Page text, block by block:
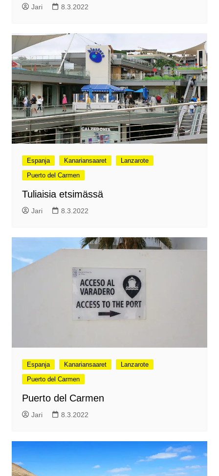
Jari 8.3.2022
Espanja Kanariansaaret
Lanzarote
Puerto del Carmen
Tuliaisia etsimässä
Jari 8.3.2022
Espanja Kanariansaaret
Lanzarote
Puerto del Carmen
Puerto del Carmen
Jari 8.3.2022